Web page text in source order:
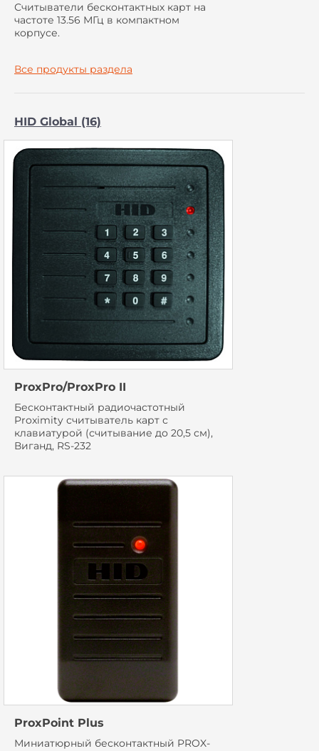
Считыватели бесконтактных карт на
частоте 13.56 МГц в компактном
корпусе.
Все продукты раздела
HID Global (16)
ProxPro/ProxPro II
Бесконтактный радиочастотный
Proximity считыватель карт с
клавиатурой (считывание до 20,5 см),
Виганд, RS-232
ProxPoint Plus
Миниатюрный бесконтактный PROX-